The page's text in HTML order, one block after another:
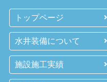
トップページ
水井装備について
施設施工実績